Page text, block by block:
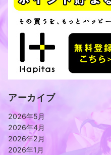
アーカイブ
2026年5月
2026年4月
2026年2月
2026年1月